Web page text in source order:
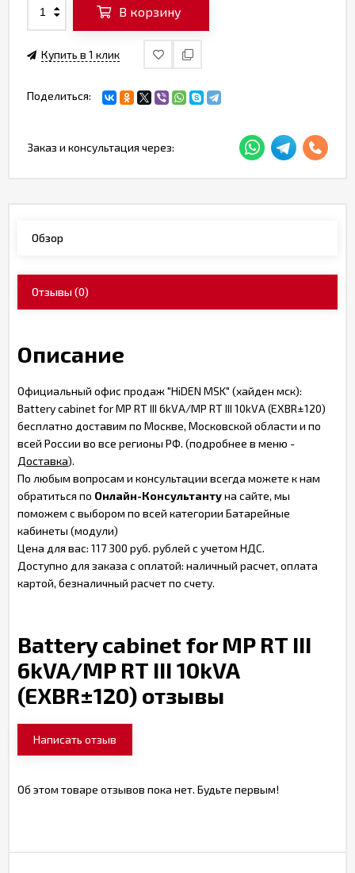
В корзину
Купить в 1 клик
Поделиться:
Заказ и консультация через:
Обзор
Отзывы(0)
Описание
Официальный офис продаж "HiDEN MSK" (хайден мск):
Battery cabinet for MP RT III 6kVA/MP RT III 10kVA (EXBR±120)
бесплатно доставим по Москве, Московской области и по
всей России во все регионы РФ. (подробнее в меню -
Доставка).
По любым вопросам и консультации всегда можете к нам
обратиться по Онлайн-Консультантуна сайте, мы
поможем с выбором по всей категории Батарейные
кабинеты (модули)
Цена для вас: 117 300 руб. рублей с учетом НДС.
Доступно для заказа с оплатой: наличный расчет, оплата
картой, безналичный расчет по счету.
Battery cabinet for MP RT III
6kVA/MP RT III 10kVA
(EXBR±120) отзывы
Написать отзыв
Об этом товаре отзывов пока нет. Будьте первым!